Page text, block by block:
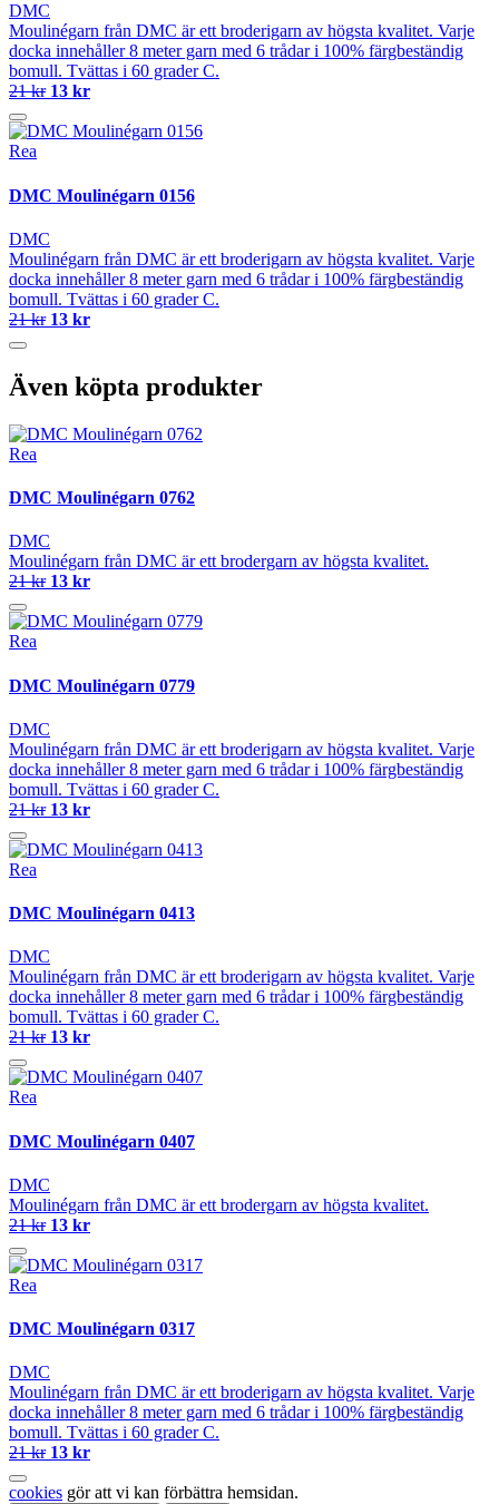
DMC
Moulinégarn från DMC är ett broderigarn av högsta kvalitet. Varje
docka innehåller 8 meter garn med 6 trådar i 100% färgbeständig
bomull. Tvättas i 60 grader C.
21 kr 13 kr
Rea
DMC Moulinégarn 0156
DMC
Moulinégarn från DMC är ett broderigarn av högsta kvalitet. Varje
docka innehåller 8 meter garn med 6 trådar i 100% färgbeständig
bomull. Tvättas i 60 grader C.
21 kr 13 kr
Även köpta produkter
Rea
DMC Moulinégarn 0762
DMC
Moulinégarn från DMC är ett brodergarn av högsta kvalitet.
21 kr 13 kr
Rea
DMC Moulinégarn 0779
DMC
Moulinégarn från DMC är ett broderigarn av högsta kvalitet. Varje
docka innehåller 8 meter garn med 6 trådar i 100% färgbeständig
bomull. Tvättas i 60 grader C.
21 kr 13 kr
Rea
DMC Moulinégarn 0413
DMC
Moulinégarn från DMC är ett broderigarn av högsta kvalitet. Varje
docka innehåller 8 meter garn med 6 trådar i 100% färgbeständig
bomull. Tvättas i 60 grader C.
21 kr 13 kr
Rea
DMC Moulinégarn 0407
DMC
Moulinégarn från DMC är ett brodergarn av högsta kvalitet.
21 kr 13 kr
Rea
DMC Moulinégarn 0317
DMC
Moulinégarn från DMC är ett broderigarn av högsta kvalitet. Varje
docka innehåller 8 meter garn med 6 trådar i 100% färgbeständig
bomull. Tvättas i 60 grader C.
21 kr 13 kr
cookies gör att vi kan förbättra hemsidan.